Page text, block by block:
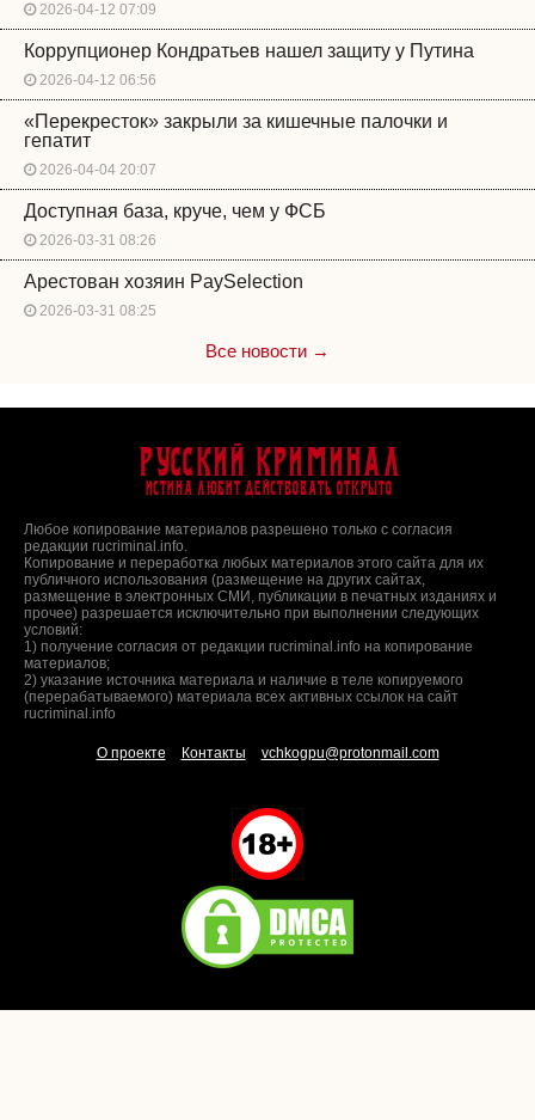
2026-04-12 07:09
Коррупционер Кондратьев нашел защиту у Путина
2026-04-12 06:56
«Перекресток» закрыли за кишечные палочки и
гепатит
2026-04-04 20:07
Доступная база, круче, чем у ФСБ
2026-03-31 08:26
Арестован хозяин PaySelection
2026-03-31 08:25
Все новости →
Русский Криминал
Истина любит действовать открыто
Любое копирование материалов разрешено только с согласия
редакции rucriminal.info.
Копирование и переработка любых материалов этого сайта для их
публичного использования (размещение на других сайтах,
размещение в электронных СМИ, публикации в печатных изданиях и
прочее) разрешается исключительно при выполнении следующих
условий:
1) получение согласия от редакции rucriminal.info на копирование
материалов;
2) указание источника материала и наличие в теле копируемого
(перерабатываемого) материала всех активных ссылок на сайт
rucriminal.info
О проекте Контакты vchkogpu@protonmail.com